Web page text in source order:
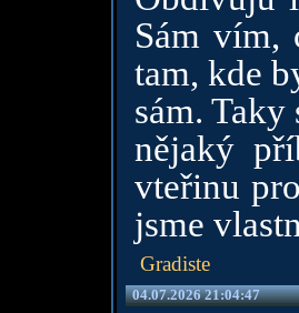
Sám vím,
tam, kde
sám. Taky
nějaký
vteřinu
jsme
Gradiste
04.07.2026 21:04:47